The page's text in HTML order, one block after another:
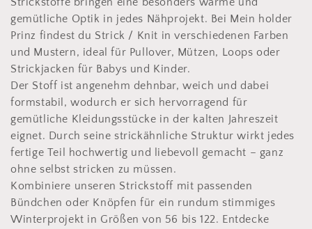
e
g
o
r
i
e
:
gemütliche Optik in jedes Nähprojekt. Bei Mein holder
Prinz findest du Strick / Knit in verschiedenen Farben
und Mustern, ideal für Pullover, Mützen, Loops oder
Strickjacken für Babys und Kinder.
Der Stoff ist angenehm dehnbar, weich und dabei
formstabil, wodurch er sich hervorragend für
gemütliche Kleidungsstücke in der kalten Jahreszeit
eignet. Durch seine strickähnliche Struktur wirkt jedes
fertige Teil hochwertig und liebevoll gemacht – ganz
ohne selbst stricken zu müssen.
Kombiniere unseren Strickstoff mit passenden
Bündchen oder Knöpfen für ein rundum stimmiges
Winterprojekt in Größen von 56 bis 122. Entdecke